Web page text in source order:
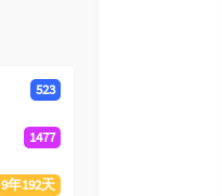
523
1477
9年192天